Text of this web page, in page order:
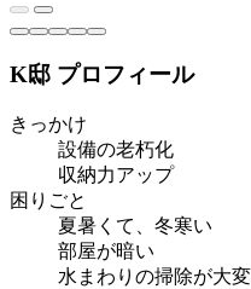
K邸 プロフィール
きっかけ
設備の老朽化
収納力アップ
困りごと
夏暑くて、冬寒い
部屋が暗い
水まわりの掃除が大変